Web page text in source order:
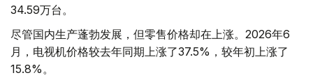
34.59万台。
尽管国内生产蓬勃发展，但零售价格却在上涨。2026年6
月，电视机价格较去年同期上涨了37.5%，较年初上涨了
15.8%。